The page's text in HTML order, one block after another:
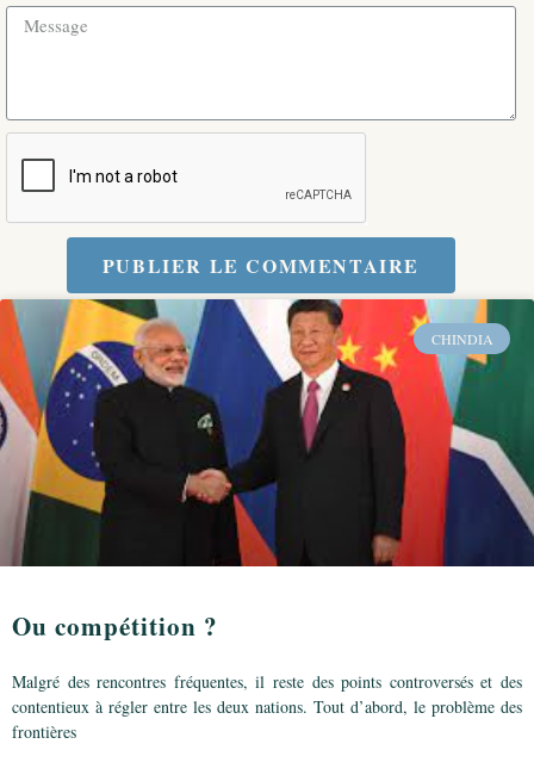
CHINDIA
Ou compétition ?
Malgré des rencontres fréquentes, il reste des points controversés et des
contentieux à régler entre les deux nations. Tout d’abord, le problème des
frontières
PUBLIER LE COMMENTAIRE